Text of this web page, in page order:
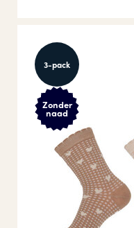
3-pack
Zonder
naad